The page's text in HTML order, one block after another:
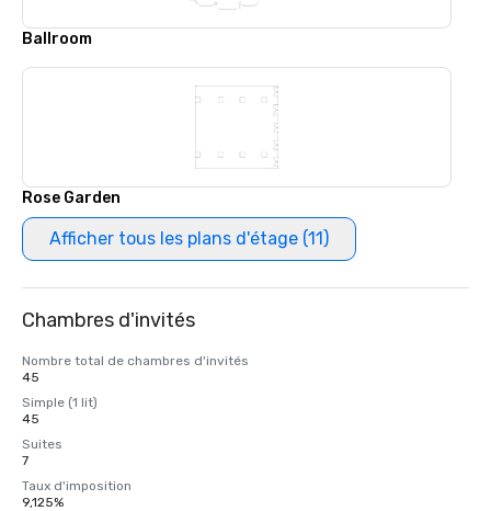
Ballroom
Rose Garden
Afficher tous les plans d'étage (11)
Chambres d'invités
Nombre total de chambres d'invités
45
Simple (1 lit)
45
Suites
7
Taux d'imposition
9,125%